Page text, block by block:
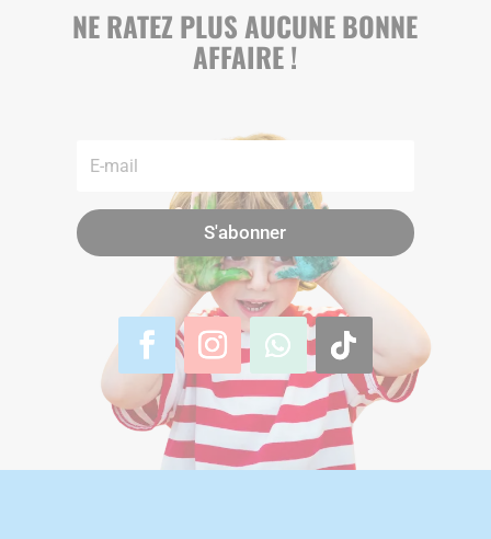
NE RATEZ PLUS AUCUNE BONNE
AFFAIRE !
S'abonner